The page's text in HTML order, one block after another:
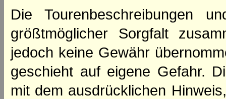
Die Tourenbeschreibungen
größtmöglicher Sorgfalt
jedoch keine Gewähr
geschieht auf eigene Gefahr.
mit dem ausdrücklichen